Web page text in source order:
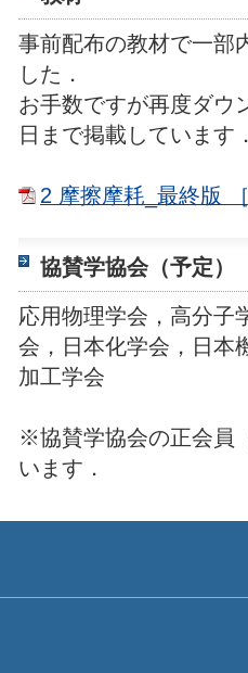
事前配布の教材で一部
した．
お手数ですが再度ダウ
日まで掲載しています．
2 摩擦摩耗_最終版
協賛学協会（予定）
応用物理学会，高分子
会，日本化学会，日本
加工学会
※協賛学協会の正会員
います．